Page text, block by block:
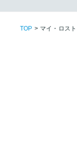
TOP > マイ・ロス